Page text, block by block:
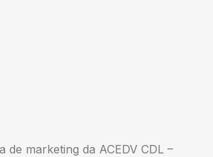
de marketing da ACEDV CDL –